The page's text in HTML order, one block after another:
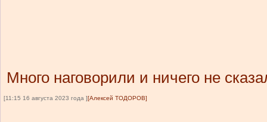
Много наговорили и ничего не
[11:15 16 августа 2023 года ][Алексей ТОДОРОВ]